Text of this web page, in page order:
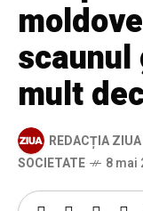
mult
REDACȚIA ZIUA
SOCIETATE
8 mai